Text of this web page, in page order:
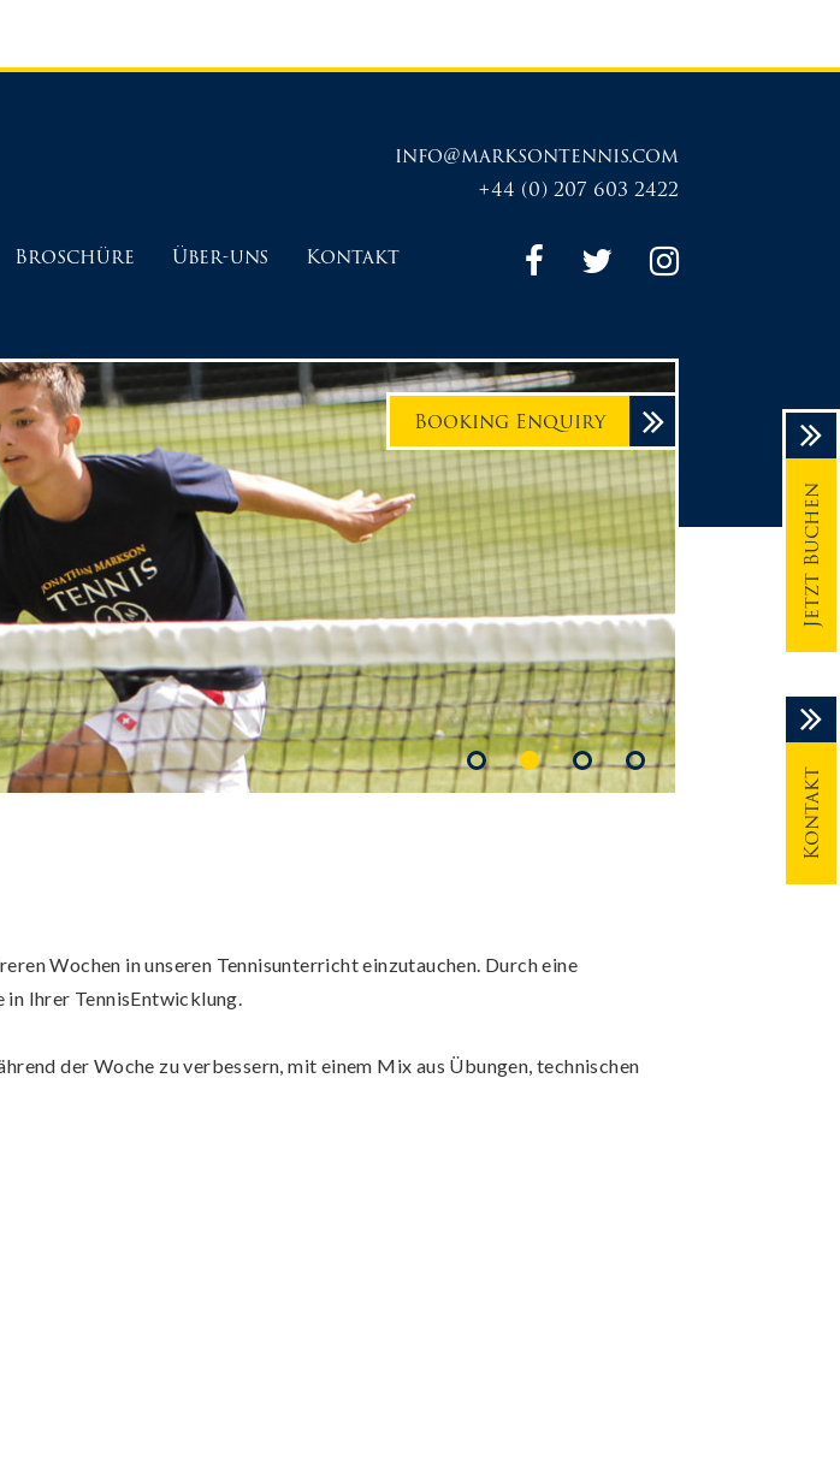
info@marksontennis.com
+44 (0) 207 603 2422
Broschüre Über-uns
Kontakt
Kontakt
Jetzt Buchen
Booking Enquiry
Wochen in unseren Tennisunterricht einzutauchen. Durch eine
in Ihrer TennisEntwicklung.
der Woche zu verbessern, mit einem Mix aus Übungen, technischen